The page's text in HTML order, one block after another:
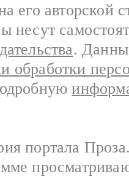
его авторской
несут
.
обработки
портала